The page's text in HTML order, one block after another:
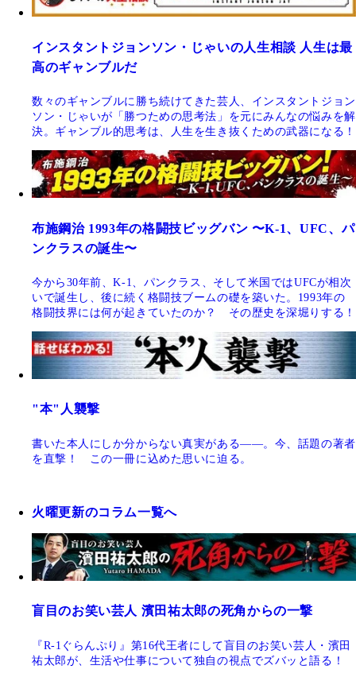
インスタントジョンソン・じゃいの人生相談 人生は最
高のギャンブルだ
数々のギャンブルに勝ち続けてきた芸人、インスタントジョン
ソン・じゃいが「勝つための思考法」を元にみんなの悩みを解
決。ギャンブル的思考は、人生を生き抜くための武器になる！
布施鋼治 1993年の格闘技ビッグバン 〜K-1、UFC、パ
ンクラスの誕生〜
今から30年前、K-1、パンクラス、そして米国ではUFCが相次
いで誕生し、後に続く格闘技ブームの礎を築いた。1993年の
格闘技界には何が起きていたのか？ その歴史を深堀りする！
"本"人襲撃
書いた本人にしか分からない真実がある――。今、話題の著者
を直撃！ この一冊に込めた思いに迫る。
火曜更新のコラム一覧へ
盲目のお笑い芸人 濱田祐太郎の死角からの一撃
『R-1ぐらんぷり』第16代王者にして盲目のお笑い芸人・濱田
祐太郎が、生活や仕事について独自の視点でズバッと語る！